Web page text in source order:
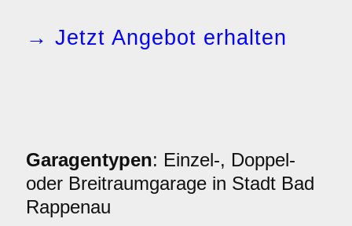
→ Jetzt Angebot erhalten
Garagentypen: Einzel-, Doppel-
oder Breitraumgarage in Stadt Bad
Rappenau